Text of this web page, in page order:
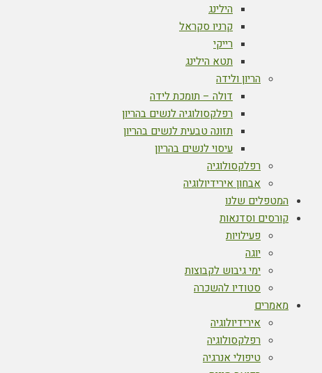
הילינג
קרניו סקראל
רייקי
תטא הילינג
הריון ולידה
דולה – תומכת לידה
רפלקסולוגיה לנשים בהריון
תזונה טבעית לנשים בהריון
עיסוי לנשים בהריון
רפלקסולוגיה
אבחון אירידיולוגיה
המטפלים שלנו
קורסים וסדנאות
פעילויות
יוגה
ימי גיבוש לקבוצות
סטודיו להשכרה
מאמרים
אירידיולוגיה
רפלקסולוגיה
טיפולי אנרגיה